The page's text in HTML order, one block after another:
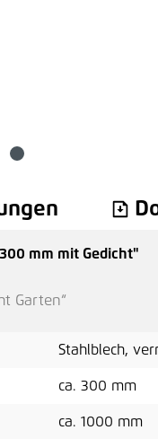
mm mit Gedicht"
Garten“
Stahlblech,
ca. 300 mm
ca. 1000 mm